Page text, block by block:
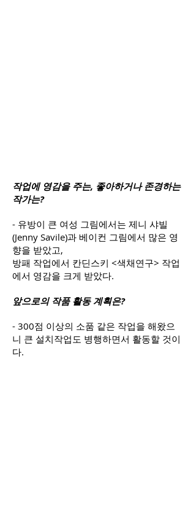
작업에 영감을 주는, 좋아하거나 존경하는
작가는?
- 유방이 큰 여성 그림에서는 제니 샤빌
(Jenny Savile)과 베이컨 그림에서 많은 영
향을 받았고,
방패 작업에서 칸딘스키 <색채연구> 작업
에서 영감을 크게 받았다.
앞으로의 작품 활동 계획은?
- 300점 이상의 소품 같은 작업을 해왔으
니 큰 설치작업도 병행하면서 활동할 것이
다.